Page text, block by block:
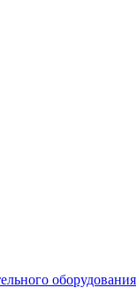
оборудования